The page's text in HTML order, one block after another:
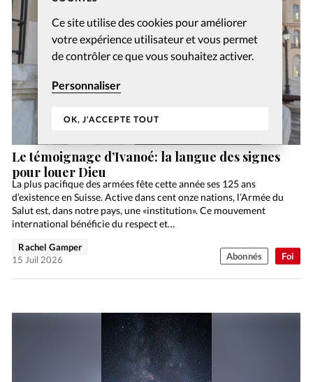
Ce site utilise des cookies pour améliorer
votre expérience utilisateur et vous permet
de contrôler ce que vous souhaitez activer.
Personnaliser
OK, J'ACCEPTE TOUT
Foi
Le témoignage d’Ivanoé: la langue des signes
pour louer Dieu
La plus pacifique des armées fête cette année ses 125 ans
d’existence en Suisse. Active dans cent onze nations, l’Armée du
Salut est, dans notre pays, une «institution». Ce mouvement
international bénéficie du respect et…
Rachel Gamper
15 Juil 2026
Abonnés